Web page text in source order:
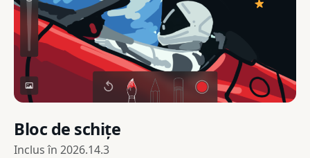
Bloc de schițe
Inclus în 2026.14.3